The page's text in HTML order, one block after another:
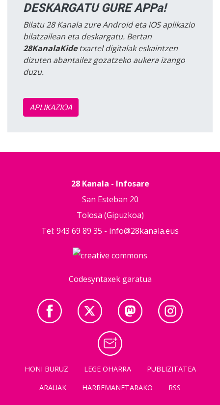
DESKARGATU GURE APPa!
Bilatu 28 Kanala zure Android eta iOS aplikazio
bilatzailean eta deskargatu. Bertan
28KanalaKidetxartel digitalak eskaintzen
dizuten abantailez gozatzeko aukera izango
duzu.
APLIKAZIOA
28 Kanala - Infosare
San Esteban 20
Tolosa (Gipuzkoa)
Tel: 943 69 89 35 - info@28kanala.eus
Codesyntaxek garatua
HONI BURUZ LEGE OHARRA
PUBLIZITATEA
ARAUAK
HARREMANETARAKO RSS